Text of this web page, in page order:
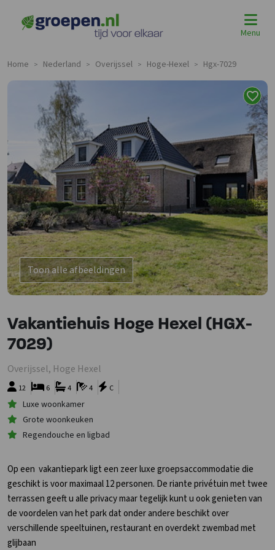
Menu
Home > Nederland > Overijssel > Hoge-Hexel > Hgx-7029
Toon alle afbeeldingen
Vakantiehuis Hoge Hexel (HGX-
7029)
Overijssel, Hoge Hexel
12 4
4 C
6
Luxe woonkamer
Grote woonkeuken
Regendouche en ligbad
Op een vakantiepark ligt een zeer luxe groepsaccommodatie die
geschikt is voor maximaal 12 personen. De riante privétuin met twee
terrassen geeft u alle privacy maar tegelijk kunt u ook genieten van
de voordelen van het park dat onder andere beschikt over
verschillende speeltuinen, restaurant en overdekt zwembad met
glijbaan